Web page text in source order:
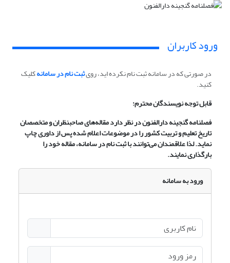
ورود کاربران
در صورتی که در سامانه ثبت نام نکرده اید، رویثبت نام در سامانهکلیک
کنید.
قابل توجه نویسندگان محترم:
فصلنامه گنجینه دارالفنون در نظر دارد مقاله‌های صاحبنظران و متخصصان
تاریخ تعلیم و تربیت کشور را در موضوعات اعلام شده پس از داوری چاپ
نماید. لذا علاقمندان می‌توانند با ثبت نام در سامانه، مقاله خود را
بارگذاری نمایند.
ورود به سامانه